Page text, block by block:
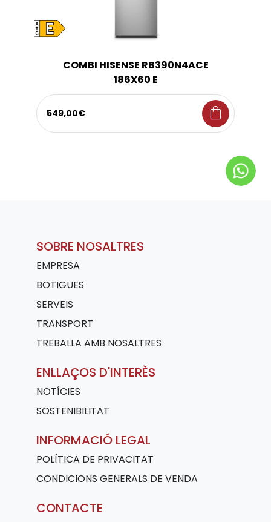
COMBI HISENSE RB390N4ACE
186X60 E
549,00€ shopping_bag
SOBRE NOSALTRES
EMPRESA
BOTIGUES
SERVEIS
TRANSPORT
TREBALLA AMB NOSALTRES
ENLLAÇOS D'INTERÈS
NOTÍCIES
SOSTENIBILITAT
INFORMACIÓ LEGAL
POLÍTICA DE PRIVACITAT
CONDICIONS GENERALS DE VENDA
CONTACTE